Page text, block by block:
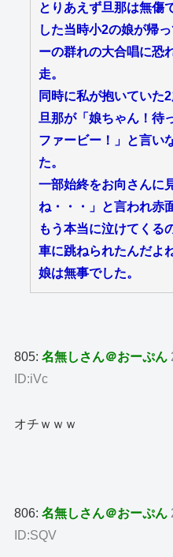
とりあえず旦那は無傷
した当時小2の娘が帰
ーの群れの大合唱に恐
走。
同時に私が抱いていた
旦那が「娘ちゃん！待
ファービー！」と言い
た。
一部始終をお向さんに
ね・・・」と言われ赤
もう本当に泣けてくる
車に跳ねられたんだよ
娘は無事でした。
805:名無しさん＠おーぷん
ID:iVc
オチｗｗｗ
806:名無しさん＠おーぷん
ID:SQV